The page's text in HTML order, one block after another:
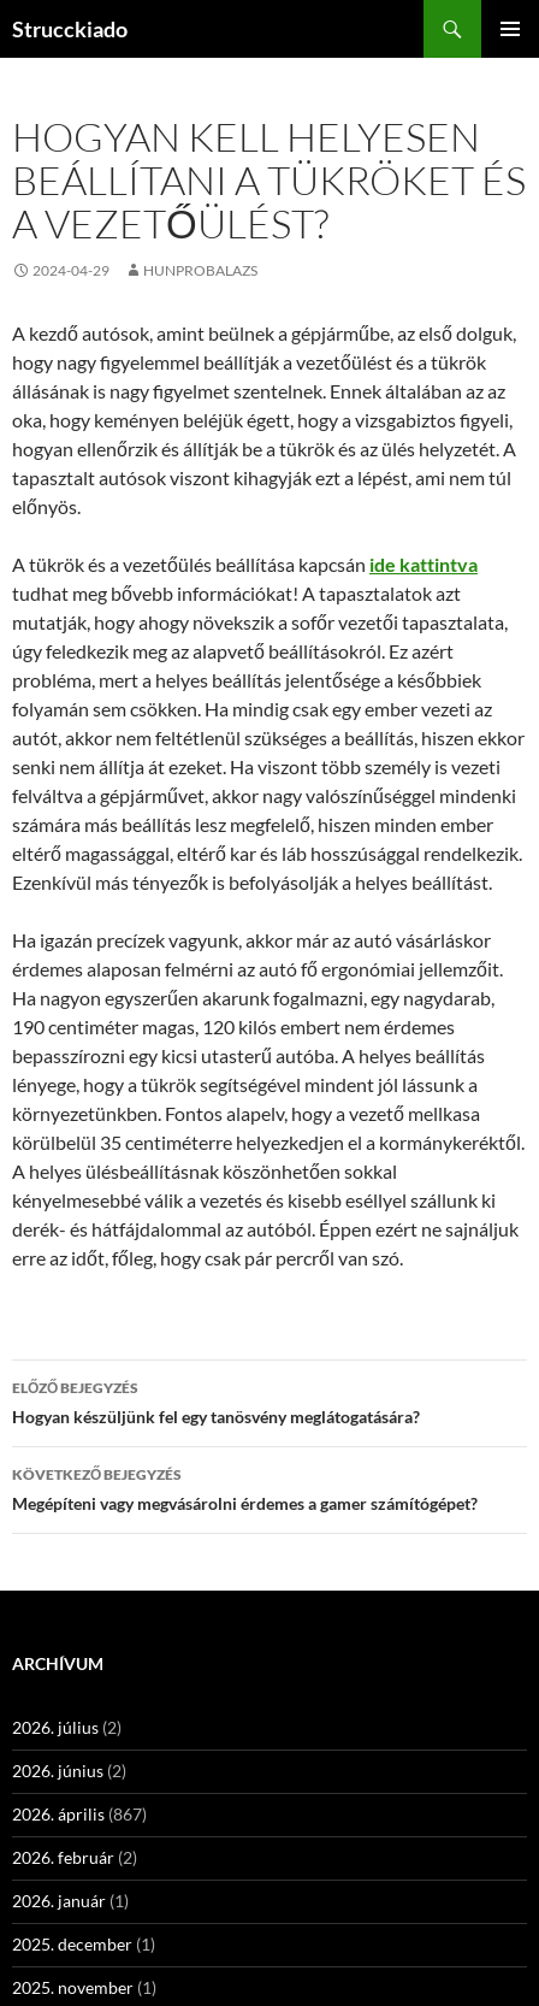
Strucckiado
HOGYAN KELL HELYESEN
BEÁLLÍTANI A TÜKRÖKET ÉS
A VEZETŐÜLÉST?
2024-04-29 HUNPROBALAZS
A kezdő autósok, amint beülnek a gépjárműbe, az első dolguk,
hogy nagy figyelemmel beállítják a vezetőülést és a tükrök
állásának is nagy figyelmet szentelnek. Ennek általában az az
oka, hogy keményen beléjük égett, hogy a vizsgabiztos figyeli,
hogyan ellenőrzik és állítják be a tükrök és az ülés helyzetét. A
tapasztalt autósok viszont kihagyják ezt a lépést, ami nem túl
előnyös.
A tükrök és a vezetőülés beállítása kapcsán ide kattintva
tudhat meg bővebb információkat! A tapasztalatok azt
mutatják, hogy ahogy növekszik a sofőr vezetői tapasztalata,
úgy feledkezik meg az alapvető beállításokról. Ez azért
probléma, mert a helyes beállítás jelentősége a későbbiek
folyamán sem csökken. Ha mindig csak egy ember vezeti az
autót, akkor nem feltétlenül szükséges a beállítás, hiszen ekkor
senki nem állítja át ezeket. Ha viszont több személy is vezeti
felváltva a gépjárművet, akkor nagy valószínűséggel mindenki
számára más beállítás lesz megfelelő, hiszen minden ember
eltérő magassággal, eltérő kar és láb hosszúsággal rendelkezik.
Ezenkívül más tényezők is befolyásolják a helyes beállítást.
Ha igazán precízek vagyunk, akkor már az autó vásárláskor
érdemes alaposan felmérni az autó fő ergonómiai jellemzőit.
Ha nagyon egyszerűen akarunk fogalmazni, egy nagydarab,
190 centiméter magas, 120 kilós embert nem érdemes
bepasszírozni egy kicsi utasterű autóba. A helyes beállítás
lényege, hogy a tükrök segítségével mindent jól lássunk a
környezetünkben. Fontos alapelv, hogy a vezető mellkasa
körülbelül 35 centiméterre helyezkedjen el a kormánykeréktől.
A helyes ülésbeállításnak köszönhetően sokkal
kényelmesebbé válik a vezetés és kisebb eséllyel szállunk ki
derék- és hátfájdalommal az autóból. Éppen ezért ne sajnáljuk
erre az időt, főleg, hogy csak pár percről van szó.
Bejegyzések
navigációja
ELŐZŐ BEJEGYZÉS
Hogyan készüljünk fel egy tanösvény meglátogatására?
KÖVETKEZŐ BEJEGYZÉS
Megépíteni vagy megvásárolni érdemes a gamer számítógépet?
ARCHÍVUM
2026. július (2)
2026. június (2)
2026. április (867)
2026. február (2)
2026. január (1)
2025. december (1)
2025. november (1)